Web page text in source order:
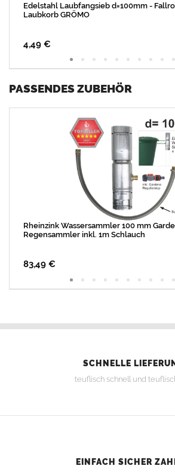
Edelstahl Laubfangsieb d=100mm -
Laubkorb GRÖMO
4,49 €
PASSENDES ZUBEHÖR
Rheinzink Wassersammler 100 mm
Regensammler inkl. 1m Schlauch
83,49 €
SCHNELLE
teuflisch schnell und
EINFACH SICHER